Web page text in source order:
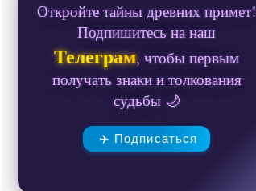
Откройте тайны древних примет!
Подпишитесь на наш
Телеграм, чтобы первым
получать знаки и толкования
судьбы 🌙
✈️ Подписаться